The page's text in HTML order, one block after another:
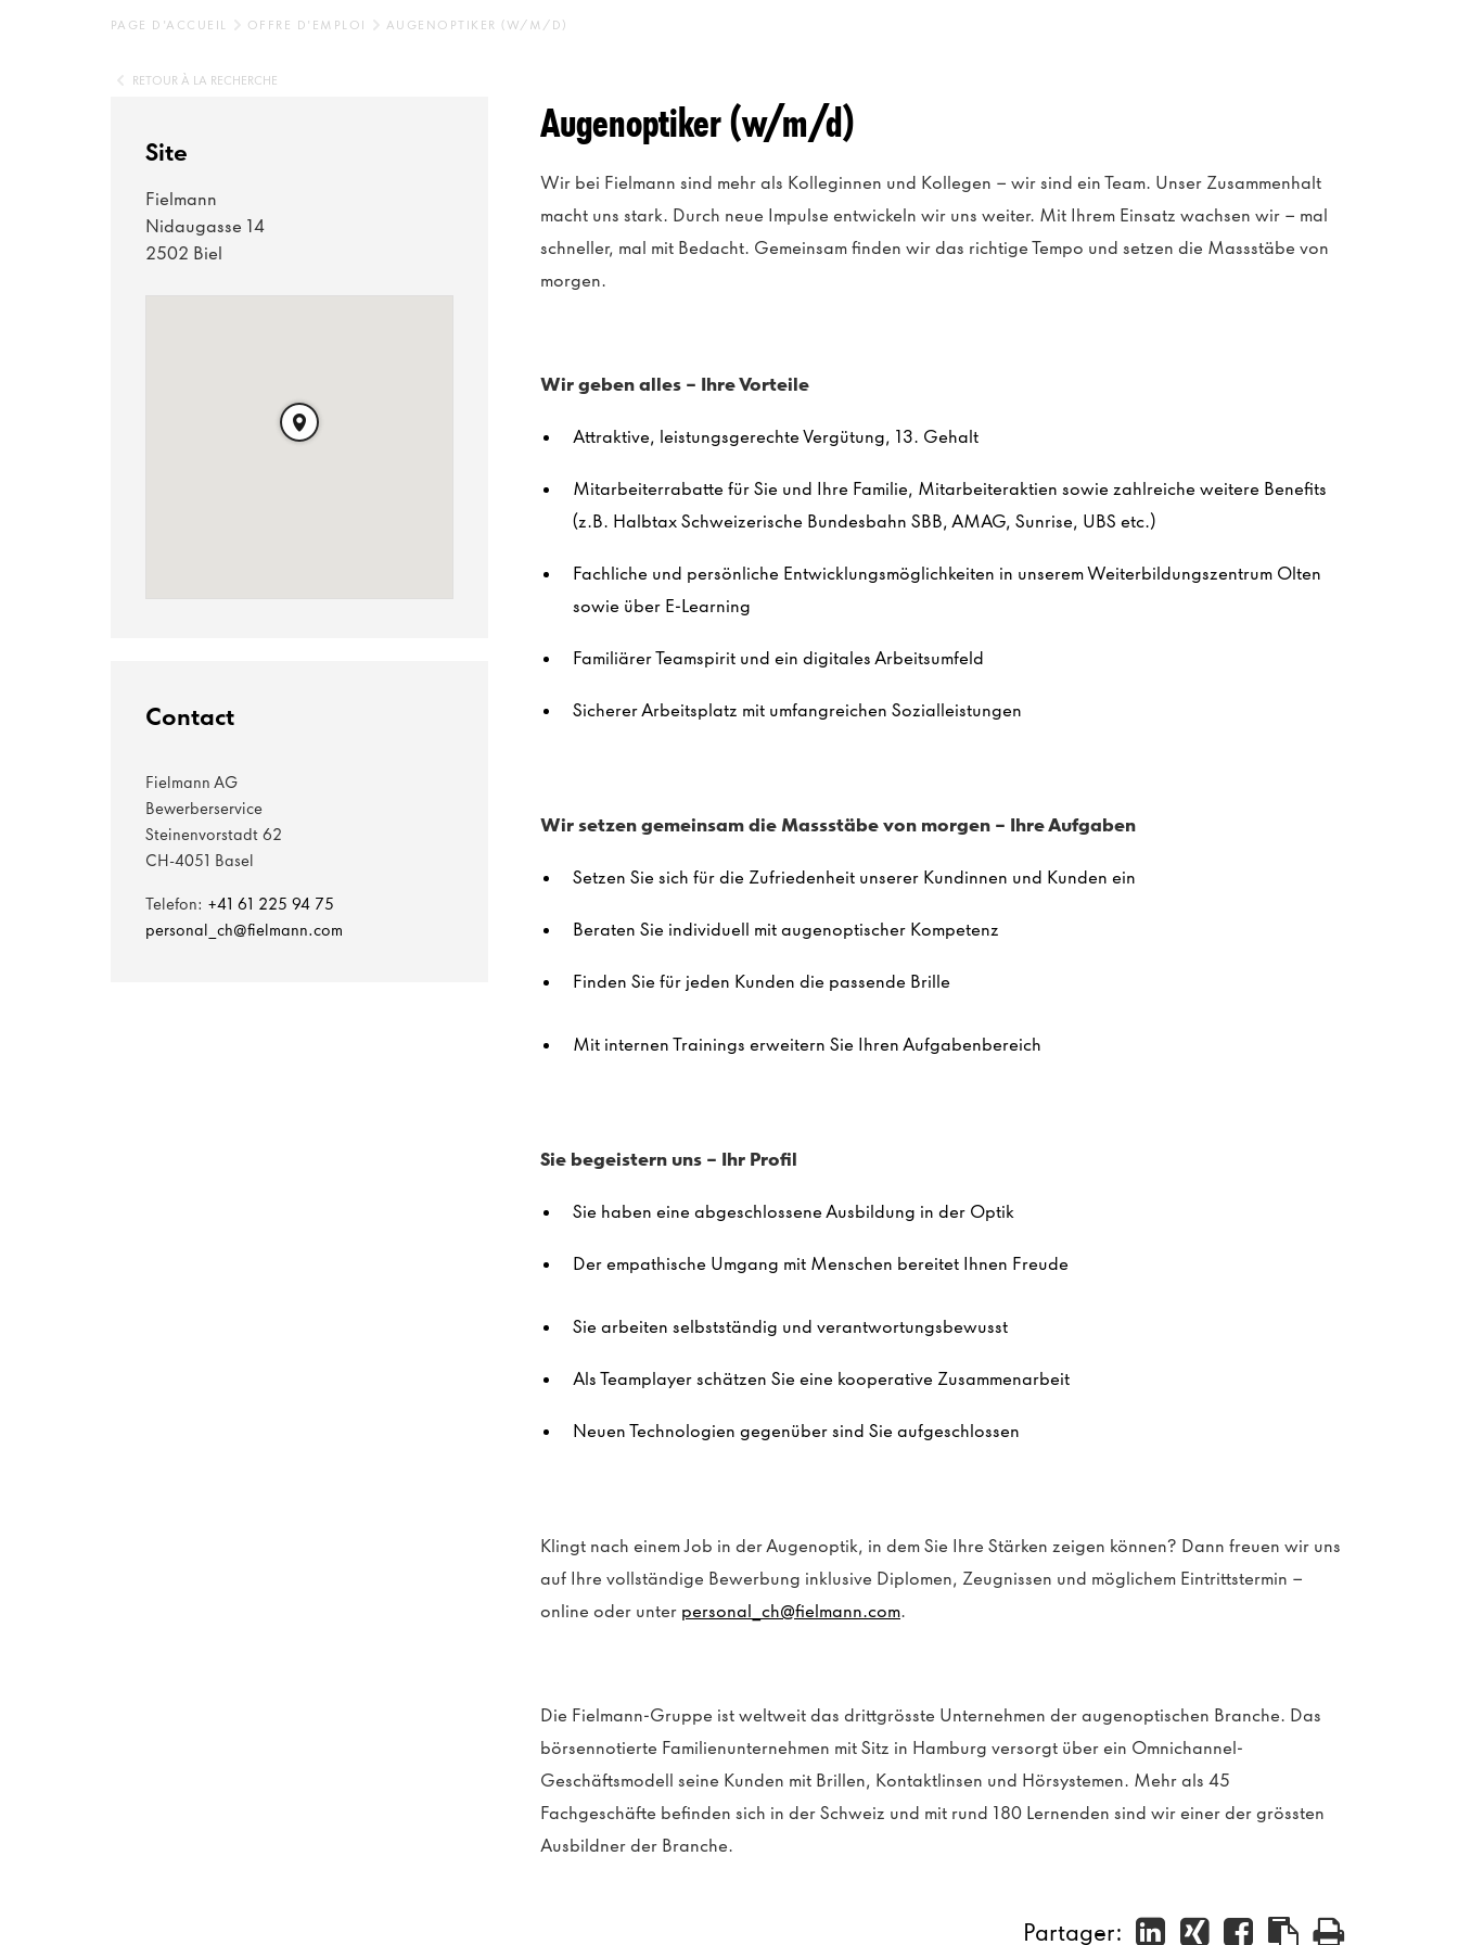
PAGE D'ACCUEIL OFFRE D'EMPLOI AUGENOPTIKER (W/M/D)
RETOUR À LA RECHERCHE
Augenoptiker (w/m/d)
Wir bei Fielmann sind mehr als Kolleginnen und Kollegen – wir sind ein Team. Unser Zusammenhalt
macht uns stark. Durch neue Impulse entwickeln wir uns weiter. Mit IhremEinsatz wachsen wir – mal
schneller, mal mit Bedacht. Gemeinsam finden wir das richtige Tempo und setzen die Massstäbe von
morgen.
Wir geben alles – IhreVorteile
Attraktive, leistungsgerechte Vergütung, 13. Gehalt
Mitarbeiterrabatte für Sie und Ihre Familie, Mitarbeiteraktien sowie zahlreiche weitere Benefits
(z.B. Halbtax Schweizerische Bundesbahn SBB, AMAG, Sunrise, UBS etc.​)
Fachliche und persönliche Entwicklungsmöglichkeiten in unserem Weiterbildungszentrum Olten
sowie über E-Learning
FamiliärerTeamspiritund ein digitales Arbeitsumfeld
SichererArbeitsplatz mit umfangreichen Sozialleistungen
Wir setzen gemeinsam die Massstäbevon morgen – IhreAufgaben
Setzen Sie sich für die Zufriedenheit unserer Kundinnen und Kunden ein
Beraten Sie individuell mit augenoptischer Kompetenz
Finden Sie für jeden Kunden die passende Brille
Mit internen Trainings erweitern Sie Ihren Aufgabenbereich
Siebegeisternuns – IhrProfil
Sie haben eine abgeschlossene Ausbildung in der Optik
Der empathische Umgang mit Menschen bereitet Ihnen Freude
Sie arbeiten selbstständig und verantwortungsbewusst
Als Teamplayer schätzen Sie eine kooperative Zusammenarbeit
Neuen Technologien gegenüber sind Sie aufgeschlossen
Klingt nach einem Job in der Augenoptik, in dem Sie Ihre Stärken zeigen können? Dann freuen wir uns
auf Ihre vollständige Bewerbung inklusive Diplomen, Zeugnissen und möglichem Eintrittstermin –
online oder unter personal_ch@fielmann.com.
Die Fielmann-Gruppe ist weltweit das drittgrösste Unternehmen der augenoptischen Branche. Das
börsennotierte Familienunternehmen mit Sitz in Hamburg versorgt über ein Omnichannel-
Geschäftsmodell seine Kunden mit Brillen, Kontaktlinsen und Hörsystemen. Mehr als 45
Fachgeschäfte befinden sich in der Schweiz und mit rund 180 Lernenden sind wir einer der grössten
Ausbildner der Branche.
Partager:
Site
Fielmann
Nidaugasse 14
2502 Biel
Contact
Fielmann AG
Bewerberservice
Steinenvorstadt 62
CH-4051 Basel
Telefon: +41 61 225 94 75
personal_ch@fielmann.com